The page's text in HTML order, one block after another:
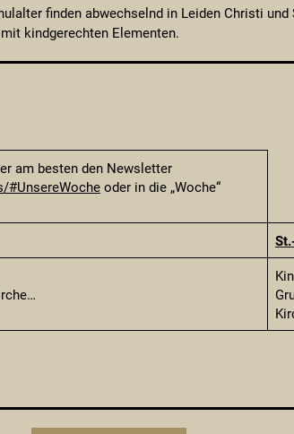
finden abwechselnd in Leiden Christi und
kindgerechten Elementen.
am besten den Newsletter
#UnsereWocheoder in die „Woche“